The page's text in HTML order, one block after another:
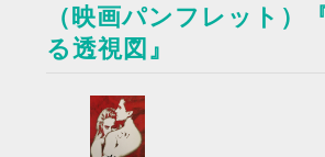
（映画パンフレット）
る透視図』